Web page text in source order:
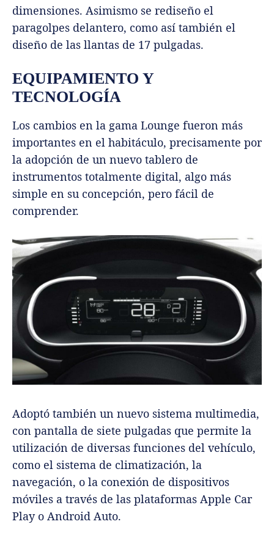
dimensiones. Asimismo se rediseño el
paragolpes delantero, como así también el
diseño de las llantas de 17 pulgadas.
EQUIPAMIENTO Y
TECNOLOGÍA
Los cambios en la gama Lounge fueron más
importantes en el habitáculo, precisamente por
la adopción de un nuevo tablero de
instrumentos totalmente digital, algo más
simple en su concepción, pero fácil de
comprender.
Adoptó también un nuevo sistema multimedia,
con pantalla de siete pulgadas que permite la
utilización de diversas funciones del vehículo,
como el sistema de climatización, la
navegación, o la conexión de dispositivos
móviles a través de las plataformas Apple Car
Play o Android Auto.